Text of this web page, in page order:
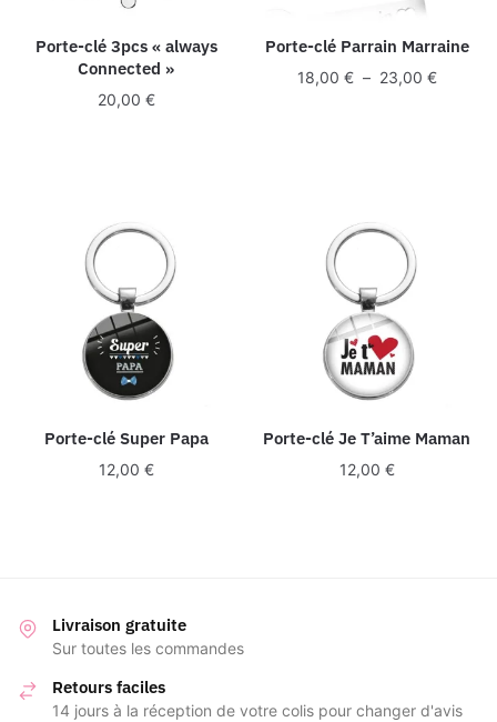
Porte-clé 3pcs « always
Connected »
20,00 €
Porte-clé Parrain Marraine
18,00 € – 23,00 €Plage
Porte-clé Super Papa
12,00 €
Porte-clé Je T’aime Maman
12,00 €
Livraison gratuite
Sur toutes les commandes
Retours faciles
14 jours à la réception de votre colis pour changer d'avis